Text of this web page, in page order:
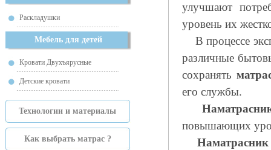
Раскладушки
Мебель для детей
Кровати Двухъярусные
Детские кровати
Технологии и материалы
Как выбрать матрас ?
улучшают
уровень их
В процессе
различные
сохранять
его службы.
повышающих
Наматрасник